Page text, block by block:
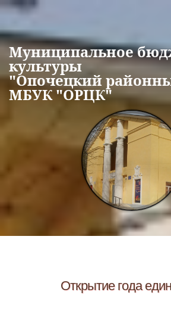
Перейти к основному содержанию
Муниципальное
культуры
"Опочецкий
МБУК "ОРЦК"
Открытие года